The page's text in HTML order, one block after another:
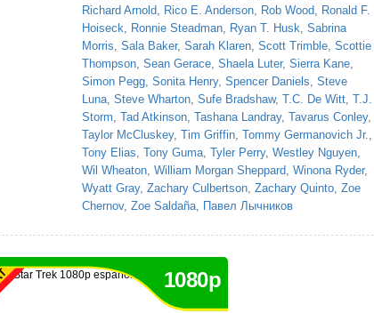
Richard Arnold, Rico E. Anderson, Rob Wood, Ronald F.
Hoiseck, Ronnie Steadman, Ryan T. Husk, Sabrina
Morris, Sala Baker, Sarah Klaren, Scott Trimble, Scottie
Thompson, Sean Gerace, Shaela Luter, Sierra Kane,
Simon Pegg, Sonita Henry, Spencer Daniels, Steve
Luna, Steve Wharton, Sufe Bradshaw, T.C. De Witt, T.J.
Storm, Tad Atkinson, Tashana Landray, Tavarus Conley,
Taylor McCluskey, Tim Griffin, Tommy Germanovich Jr.,
Tony Elias, Tony Guma, Tyler Perry, Westley Nguyen,
Wil Wheaton, William Morgan Sheppard, Winona Ryder,
Wyatt Gray, Zachary Culbertson, Zachary Quinto, Zoe
Chernov, Zoe Saldaña, Павел Лычников
1080p